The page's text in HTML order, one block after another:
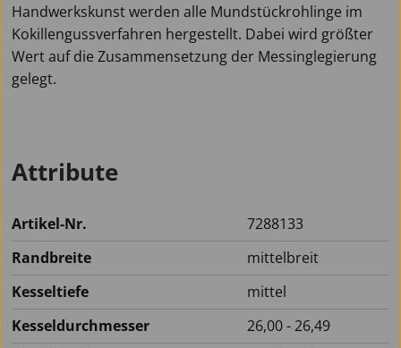
Handwerkskunst werden alle Mundstückrohlinge im
Kokillengussverfahren hergestellt. Dabei wird größter
Wert auf die Zusammensetzung der Messinglegierung
gelegt.
Attribute
Artikel-Nr.
7288133
Randbreite
mittelbreit
Kesseltiefe
mittel
Kesseldurchmesser
26,00 - 26,49